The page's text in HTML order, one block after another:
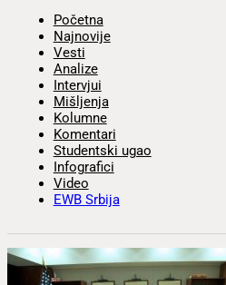
Početna
Najnovije
Vesti
Analize
Intervjui
Mišljenja
Kolumne
Komentari
Studentski ugao
Infografici
Video
EWB Srbija